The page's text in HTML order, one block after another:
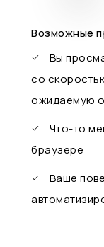
Возможные
Вы
со
ожидаемую
Что-то
браузере
Ваше